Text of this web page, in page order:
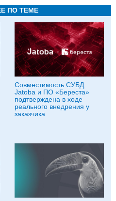
ПО ТЕМЕ
Совместимость СУБД
Jatoba и ПО «Береста»
подтверждена в ходе
реального внедрения у
заказчика